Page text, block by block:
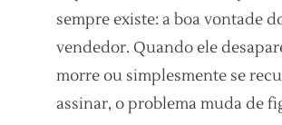
sempre existe: a boa vontade
vendedor. Quando ele
morre ou simplesmente se
assinar, o problema muda de